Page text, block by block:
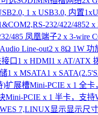
1 x USB3.0, 内置
232/422/4852 x
485 凤凰端子2 x 3-wire
Line-out2 x 8Ω 1W 功
口1 x HDMI1 x AT/ATX
1 x MSATA1 x
扩展槽Mini-PCIE x 1 全卡
Mini-PCIE x 1 半卡，支
7,LINUX显示显示尺